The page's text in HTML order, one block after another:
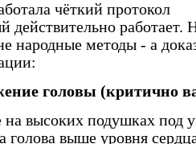
чёткий протокол
действительно работает.
народные методы - а
головы (критично
высоких подушках под
голова выше уровня